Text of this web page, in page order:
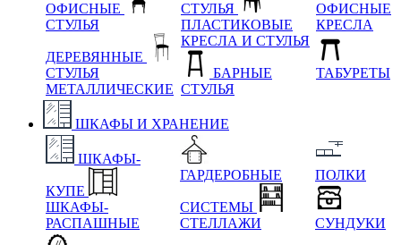
ОФИСНЫЕ
СТУЛЬЯ
ДЕРЕВЯННЫЕ
СТУЛЬЯ
МЕТАЛЛИЧЕСКИЕ
СТУЛЬЯ
ПЛАСТИКОВЫЕ
КРЕСЛА И СТУЛЬЯ
БАРНЫЕ
СТУЛЬЯ
ОФИСНЫЕ
КРЕСЛА
ТАБУРЕТЫ
ШКАФЫ И ХРАНЕНИЕ
ШКАФЫ-
КУПЕ
ШКАФЫ-
РАСПАШНЫЕ
ГАРДЕРОБНЫЕ
СИСТЕМЫ
СТЕЛЛАЖИ
ПОЛКИ
СУНДУКИ